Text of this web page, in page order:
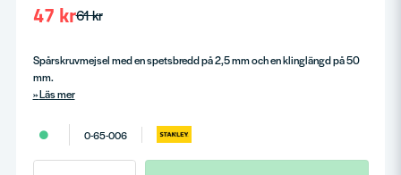
61 kr
47 kr
Spårskruvmejsel med en spetsbredd på 2,5 mm och en klinglängd på 50
mm.
Läs mer
0-65-006